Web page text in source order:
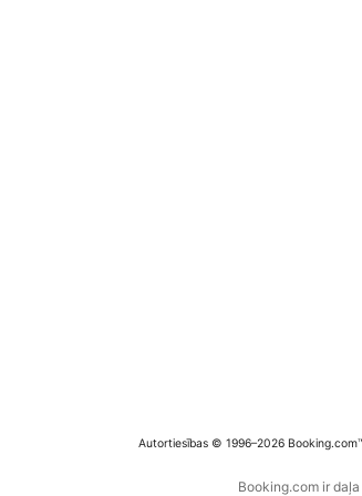
Autortiesības © 1996–2026
Booking.com ir